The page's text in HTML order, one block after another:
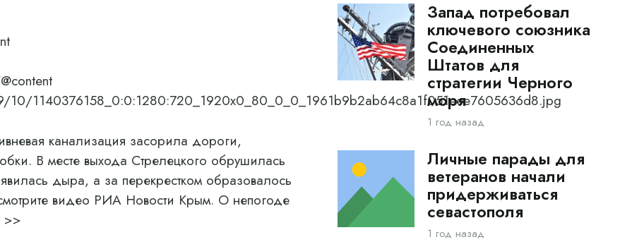
10/1140376158_0:0:1280:720_1920x0_80_0_0_1961b9b2ab64c8a1f051eee7605636d8.jpg
канализация засорила дороги,
В месте выхода Стрелецкого обрушилась
дыра, а за перекрестком образовалось
видео РИА Новости Крым. О непогоде
>>
Запад потребовал
ключевого союзника
Соединенных
Штатов для
стратегии Черного
моря
1 год назад
Личные парады для
ветеранов начали
придерживаться
севастополя
1 год назад